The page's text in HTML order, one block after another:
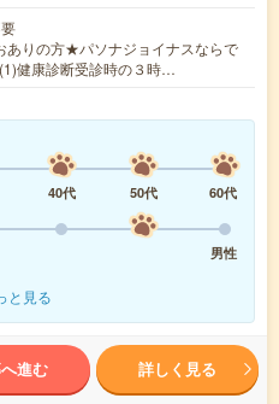
ありの方★パソナジョイナスならで
健康診断受診時の３時…
40代 50代
60代
男性
と見る
進む 詳しく見る